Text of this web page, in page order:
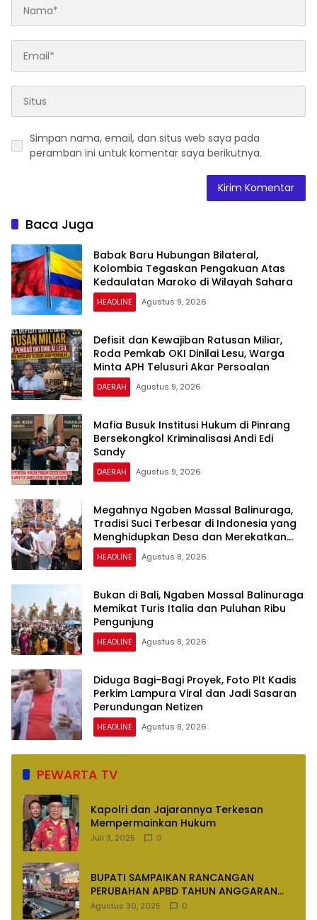
Simpan nama, email, dan situs web saya pada
peramban ini untuk komentar saya berikutnya.
Baca Juga
Babak Baru Hubungan Bilateral,
Kolombia Tegaskan Pengakuan Atas
Kedaulatan Maroko di Wilayah Sahara
HEADLINE Agustus 9, 2026
Defisit dan Kewajiban Ratusan Miliar,
Roda Pemkab OKI Dinilai Lesu, Warga
Minta APH Telusuri Akar Persoalan
DAERAH Agustus 9, 2026
Mafia Busuk Institusi Hukum di Pinrang
Bersekongkol Kriminalisasi Andi Edi
Sandy
DAERAH Agustus 9, 2026
Megahnya Ngaben Massal Balinuraga,
Tradisi Suci Terbesar di Indonesia yang
Menghidupkan Desa dan Merekatkan
Ikatan Keluarga
HEADLINE Agustus 8, 2026
Bukan di Bali, Ngaben Massal Balinuraga
Memikat Turis Italia dan Puluhan Ribu
Pengunjung
HEADLINE Agustus 8, 2026
Diduga Bagi-Bagi Proyek, Foto Plt Kadis
Perkim Lampura Viral dan Jadi Sasaran
Perundungan Netizen
HEADLINE Agustus 8, 2026
PEWARTA TV
Kapolri dan Jajarannya Terkesan
Mempermainkan Hukum
Juli 3, 2025 0
BUPATI SAMPAIKAN RANCANGAN
PERUBAHAN APBD TAHUN ANGGARAN
2025
Agustus 30, 2025 0